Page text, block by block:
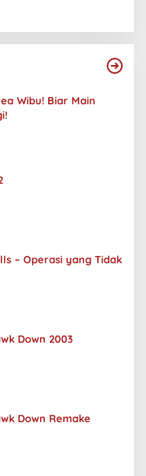
Wibu! Biar Main
– Operasi yang Tidak
Down 2003
Down Remake